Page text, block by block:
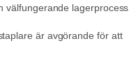
välfungerande lagerprocess.
är avgörande för att